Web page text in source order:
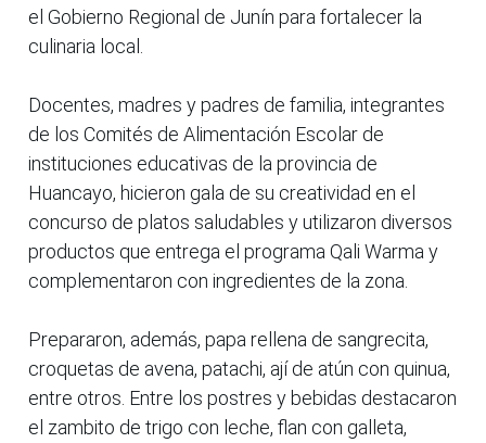
el Gobierno Regional de Junín para fortalecer la
culinaria local.
Docentes, madres y padres de familia, integrantes
de los Comités de Alimentación Escolar de
instituciones educativas de la provincia de
Huancayo, hicieron gala de su creatividad en el
concurso de platos saludables y utilizaron diversos
productos que entrega el programa Qali Warma y
complementaron con ingredientes de la zona.
Prepararon, además, papa rellena de sangrecita,
croquetas de avena, patachi, ají de atún con quinua,
entre otros. Entre los postres y bebidas destacaron
el zambito de trigo con leche, flan con galleta,